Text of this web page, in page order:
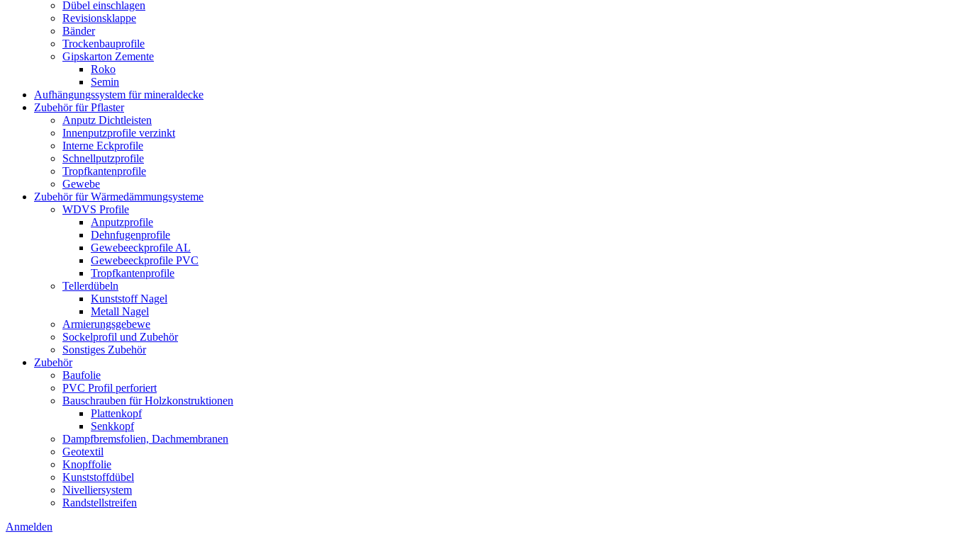
Dübel einschlagen
Revisionsklappe
Bänder
Trockenbauprofile
Gipskarton Zemente
Roko
Semin
Aufhängungssystem für mineraldecke
Zubehör für Pflaster
Anputz Dichtleisten
Innenputzprofile verzinkt
Interne Eckprofile
Schnellputzprofile
Tropfkantenprofile
Gewebe
Zubehör für Wärmedämmungsysteme
WDVS Profile
Anputzprofile
Dehnfugenprofile
Gewebeeckprofile AL
Gewebeeckprofile PVC
Tropfkantenprofile
Tellerdübeln
Kunststoff Nagel
Metall Nagel
Armierungsgebewe
Sockelprofil und Zubehör
Sonstiges Zubehör
Zubehör
Baufolie
PVC Profil perforiert
Bauschrauben für Holzkonstruktionen
Plattenkopf
Senkkopf
Dampfbremsfolien, Dachmembranen
Geotextil
Knopffolie
Kunststoffdübel
Nivelliersystem
Randstellstreifen
Anmelden